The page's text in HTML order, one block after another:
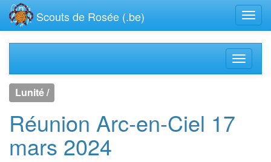
Scouts de Rosée (.be)
Lunité /
Réunion Arc-en-Ciel 17
mars 2024